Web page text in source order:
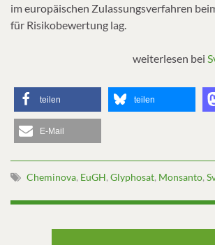
im europäischen Zulassungsverfahren
für Risikobewertung lag.
weiterlesen bei
teilen teilen
E-Mail
Cheminova, EuGH, Glyphosat, Monsanto,